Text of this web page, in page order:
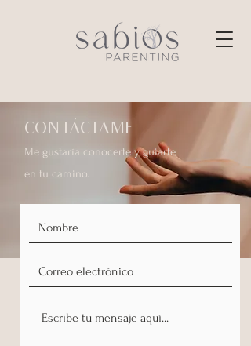
CONTÁCTAME
Me gustaría conocerte y guiarte
en tu camino.